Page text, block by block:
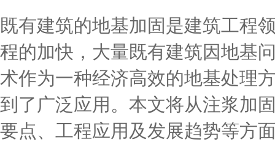
既有建筑的地基加固是建筑工程
程的加快，大量既有建筑因地基
术作为一种经济高效的地基处理
到了广泛应用。本文将从注浆加
要点、工程应用及发展趋势等方